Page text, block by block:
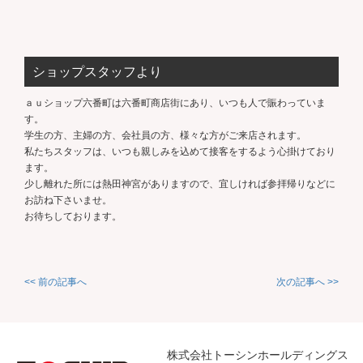
ショップスタッフより
ａｕショップ六番町は六番町商店街にあり、いつも人で賑わっていま
す。
学生の方、主婦の方、会社員の方、様々な方がご来店されます。
私たちスタッフは、いつも親しみを込めて接客をするよう心掛けており
ます。
少し離れた所には熱田神宮がありますので、宜しければ参拝帰りなどに
お訪ね下さいませ。
お待ちしております。
<< 前の記事へ 次の記事へ >>
株式会社トーシンホールディングス